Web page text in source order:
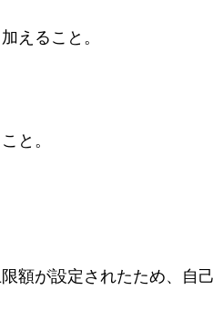
えること。
と。
額が設定されたため、自